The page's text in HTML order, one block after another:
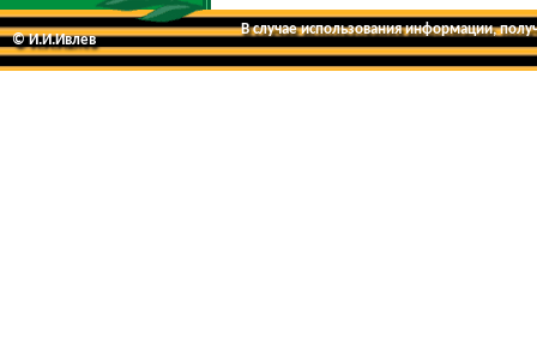
© И.И.Ивлев
В случае использования информации,